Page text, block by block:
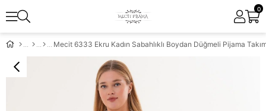
0
Mecit 6333 Ekru Kadın Sabahlıklı Boydan Düğmeli Pijama